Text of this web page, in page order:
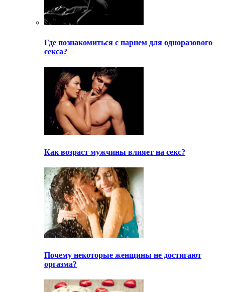
Где познакомиться с парнем для одноразового
секса?
Как возраст мужчины влияет на секс?
Почему некоторые женщины не достигают
оргазма?